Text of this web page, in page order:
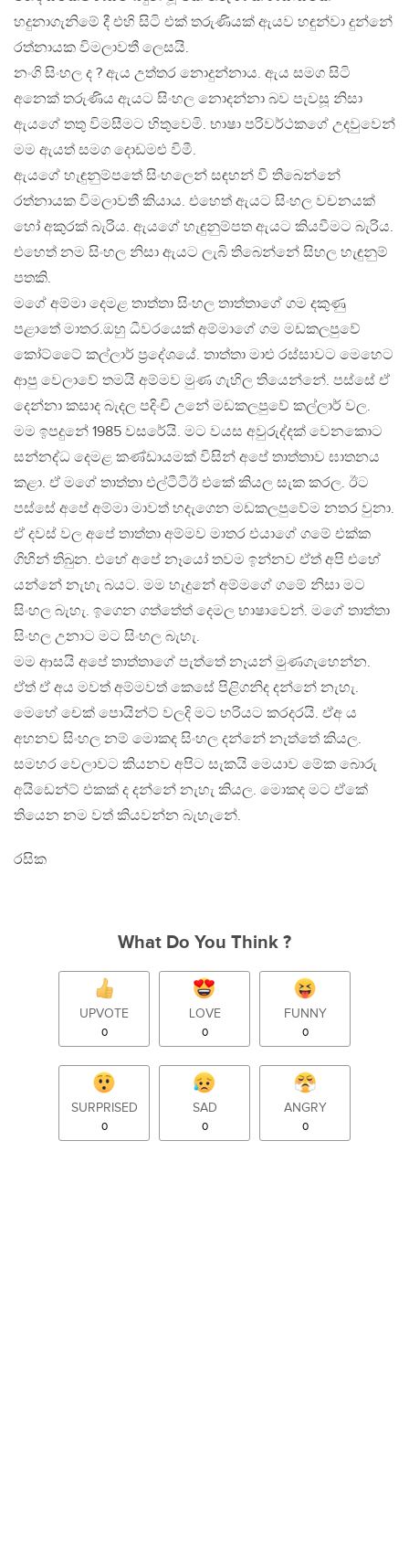
හදුනාගැනිමේ දී එහි සිටි එක් තරුණියක් ඇයව හඳුන්වා දුන්නේ
රත්නායක විමලාවතී ලෙසයි.
නංගි සිංහල ද ? ඇය උත්තර නොදුන්නාය. ඇය සමග සිටි
අනෙක් තරුණිය ඇයට සිංහල නොදන්නා බව පැවසූ නිසා
ඇයගේ තතු විමසීමට හිතුවෙමි. භාෂා පරිවර්ථකගේ උදවුවෙන්
මම ඇයත් සමග දොඩමළු විමී.
ඇයගේ හැඳුනුම්පතේ සිංහලෙන් සඳහන් වී තිබෙන්නේ
රත්නායක විමලාවතී කියාය. එහෙත් ඇයට සිංහල වචනයක්
හෝ අකුරක් බැරිය. ඇයගේ හැඳුනුම්පත ඇයට කියවීමට බැරිය.
එහෙත් නම සිංහල නිසා ඇයට ලැබි තිබෙන්නේ සිහල හැඳුනුම්
පතකි.
මගේ අම්මා දෙමළ තාත්තා සිංහල තාත්තාගේ ගම දකුණු
පළාතේ මාතර.ඔහු ධීවරයෙක් අම්මාගේ ගම මඩකලපුවේ
කෝට්ටෛ් කල්ලාර් ප්‍රදේශයේ. තාත්තා මාළු රස්සාවට මෙහෙට
ආපු වෙලාවේ තමයි අම්මව මුණ ගැහිල තියෙන්නේ. පස්සේ ඒ
දෙන්නා කසාද බැදල පදිංචි උනේ මඩකලපුවේ කල්ලාර් වල.
මම ඉපදුනේ 1985 වසරේයි. මට වයස අවුරුද්දක් වෙනකොට
සන්නද්ධ දෙමළ කණ්ඩායමක් විසින් අපේ තාත්තාව ඝාතනය
කළා. ඒ මගේ තාත්තා එල්ටීටීඊ එකේ කියල සැක කරල. ඊට
පස්සේ අපේ අම්මා මාවත් හදැගෙන මඩකලපුවේම නතර වුනා.
ඒ දවස් වල අපේ තාත්තා අම්මව මාතර එයාගේ ගමේ එක්ක
ගිහින් තිබුන. එහේ අපේ නෑයෝ තවම ඉන්නව ඒත් අපි එහේ
යන්නේ නැහැ බයට. මම හැදුනේ අම්මගේ ගමේ නිසා මට
සිංහල බැහැ. ඉගෙන ගත්තේත් දෙමල භාෂාවෙන්. මගේ තාත්තා
සිංහල උනාට මට සිංහල බැහැ.
මම ආසයි අපේ තාත්තාගේ පැත්තේ නෑයන් මුණගැහෙන්න.
ඒත් ඒ අය මවත් අම්මවත් කෙසේ පිළිගනිද දන්නේ නැහැ.
මෙහේ චෙක් පොයින්ට් වලදි මට හරියට කරදරයි. ඒඅ ය
අහනව සිංහල නම් මොකද සිංහල දන්නේ නැත්තේ කියල.
සමහර වෙලාවට කියනව අපිට සැකයි මෙයාව මේක බොරු
අයිඩෙන්ට් එකක් ද දන්නේ නැහැ කියල. මොකද මට ඒකේ
තියෙන නම වත් කියවන්න බැහැනේ.
රසික
What Do You Think ?
UPVOTE
0
LOVE
0
FUNNY
0
SURPRISED
0
SAD
0
ANGRY
0